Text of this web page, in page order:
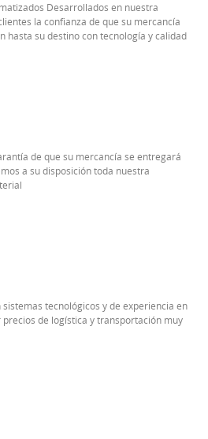
Desarrollados en nuestra
la confianza de que su mercancía
hasta su destino con tecnología y calidad
de que su mercancía se entregará
a su disposición toda nuestra
tecnológicos y de experiencia en
de logística y transportación muy